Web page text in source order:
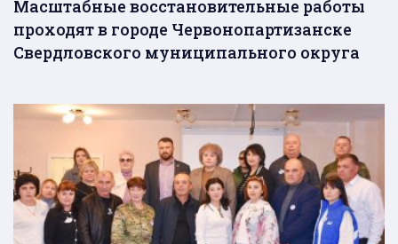
Масштабные восстановительные работы
проходят в городе Червонопартизанске
Свердловского муниципального округа